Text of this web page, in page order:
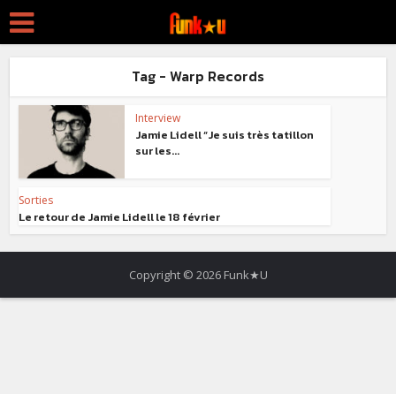
Tag - Warp Records
Interview
Jamie Lidell “Je suis très tatillon
sur les...
Sorties
Le retour de Jamie Lidell le 18 février
Copyright © 2026 Funk★U